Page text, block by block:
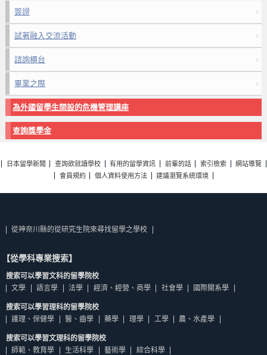
簽證
試著融入交流活動
諮詢櫃台
畢業之際
為外國留學生開設的危機管理講座
查詢獎學金
日本留學新聞 查詢欲就讀學校 有用的留學資訊 前輩的話 索引檢索
網站導覽
會員規約
個人資料使用方法 建議瀏覽系統環境
從神奈川縣的從研究生院來尋找留學之學校
【從學科專業搜索】
搜索可以學習文科的留學院校
文學
語言學 法學 經濟、經營、商學 社會學 國際關系學
搜索可以學習理科的留學院校
護理、保健學
醫、齒學 藥學 理學 工學 農、水產學
搜索可以學習文理科的留學院校
師範、教育學
生活科學 藝術學 綜合科學